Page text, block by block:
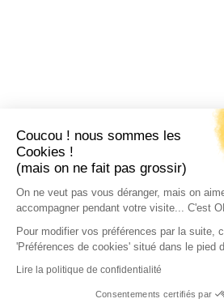
Coucou ! nous sommes les
Cookies !
(mais on ne fait pas grossir)
On ne veut pas vous déranger, mais on
accompagner pendant votre visite... C'est
Pour modifier vos préférences par la suite,
'Préférences de cookies' situé dans le pied
Lire la politique de confidentialité
Consentements certifiés par